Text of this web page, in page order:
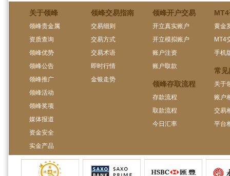
关于领峰
领峰贵金属
资质查询
领峰优势
领峰公告
领峰推广
领峰活动
领峰奖项
媒体报道
资金安全
实金产品
领峰交易指南
交易细则
交易方式
交易术语
即时行情
金银走势
领峰开户交易
开立真实账户
开立模拟账户
账户注资
账户取款
领峰存取流程
存款流程
取款流程
今日汇率
黄金
MT4
手机
常见
关于
账户
交易
平台